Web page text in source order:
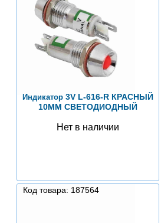
Индикатор 3V L-616-R КРАСНЫЙ
10MM СВЕТОДИОДНЫЙ
Нет в наличии
Код товара: 187564